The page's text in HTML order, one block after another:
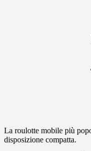
La roulotte mobile più
disposizione compatta.